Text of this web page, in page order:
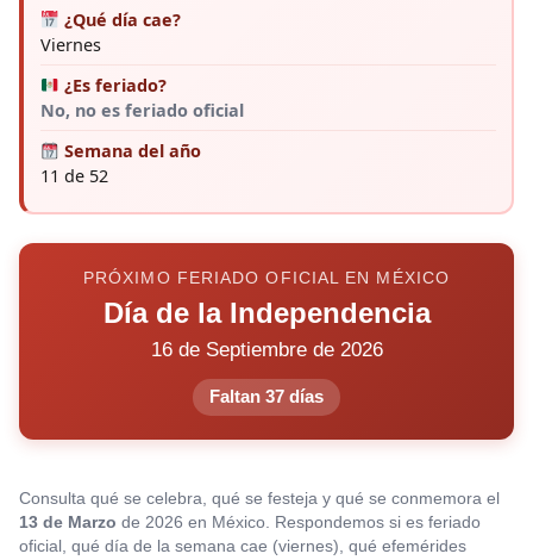
¿Qué día cae?
Viernes
¿Es feriado?
No, no es feriado oficial
Semana del año
11 de 52
PRÓXIMO FERIADO OFICIAL EN MÉXICO
Día de la Independencia
16 de Septiembre de 2026
Faltan 37 días
Consulta qué se celebra, qué se festeja y qué se conmemora el
13 de Marzo de 2026 en México. Respondemos si es feriado
oficial, qué día de la semana cae (viernes), qué efemérides